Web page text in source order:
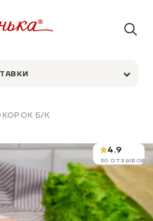
Б/К
4.9
30 ОТЗЫВОВ